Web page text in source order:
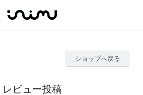
ショップへ戻る
レビュー投稿